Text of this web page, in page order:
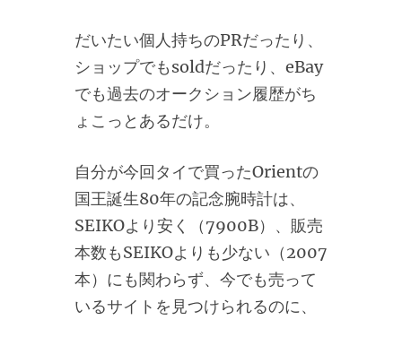
だいたい個人持ちのPRだったり、
ショップでもsoldだったり、eBay
でも過去のオークション履歴がち
ょこっとあるだけ。
自分が今回タイで買ったOrientの
国王誕生80年の記念腕時計は、
SEIKOより安く（7900B）、販売
本数もSEIKOよりも少ない（2007
本）にも関わらず、今でも売って
いるサイトを見つけられるのに、